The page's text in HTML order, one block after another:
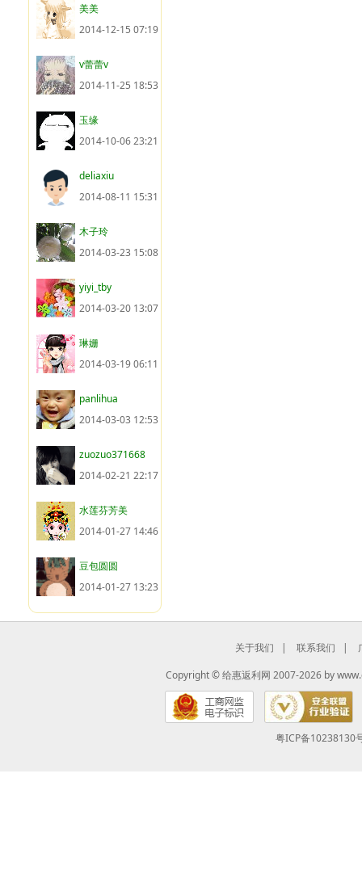
美美
2014-12-15 07:19
v蕾蕾v
2014-11-25 18:53
玉缘
2014-10-06 23:21
deliaxiu
2014-08-11 15:31
木子玲
2014-03-23 15:08
yiyi_tby
2014-03-20 13:07
琳姗
2014-03-19 06:11
panlihua
2014-03-03 12:53
zuozuo371668
2014-02-21 22:17
水莲芬芳美
2014-01-27 14:46
豆包圆圆
2014-01-27 13:23
关于我们 | 联系我们 |
Copyright ©给惠返利网 2007-2026 by
粤ICP备10238130